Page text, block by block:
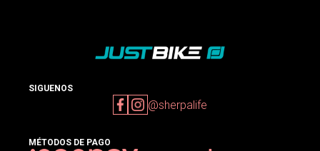
SIGUENOS
@sherpalife
MÉTODOS DE PAGO